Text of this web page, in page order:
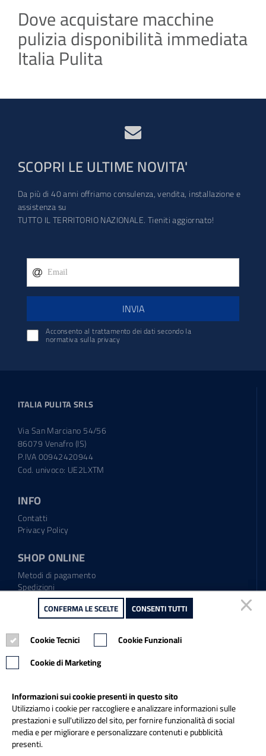
Dove acquistare macchine
pulizia disponibilità immediata
Italia Pulita
SCOPRI LE ULTIME NOVITA'
Da più di 40 anni offriamo consulenza, vendita, installazione e
assistenza su
TUTTO IL TERRITORIO NAZIONALE. Tieniti aggiornato!
INVIA
Acconsento al trattamento dei dati secondo la
normativa sulla privacy
ITALIA PULITA SRLS
Via San Marciano 54/56
86079 Venafro (IS)
P.IVA 00942420944
Cod. univoco: UE2LXTM
INFO
Contatti
Privacy Policy
SHOP ONLINE
Metodi di pagamento
Spedizioni
Regolamento garanzia
Diritto di recesso
Tel.: 0865.904373
Email:info@italiapulitasrl.it
CONFERMA LE SCELTE CONSENTI TUTTI
Cookie Tecnici
Cookie Funzionali
Cookie di Marketing
Informazioni sui cookie presenti in questo sito
Utilizziamo i cookie per raccogliere e analizzare informazioni sulle
prestazioni e sull'utilizzo del sito, per fornire funzionalità di social
media e per migliorare e personalizzare contenuti e pubblicità
presenti.
CONFERMA LE SCELTE CONSENTI TUTTI
Cookie Tecnici
Cookie Funzionali
Cookie di Marketing
Informazioni sui cookie presenti in questo sito
Utilizziamo i cookie per raccogliere e analizzare informazioni sulle
prestazioni e sull'utilizzo del sito, per fornire funzionalità di social
media e per migliorare e personalizzare contenuti e pubblicità
presenti.